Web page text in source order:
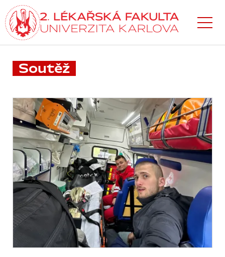
Přejít
k hlavnímu
obsahu
Soutěž